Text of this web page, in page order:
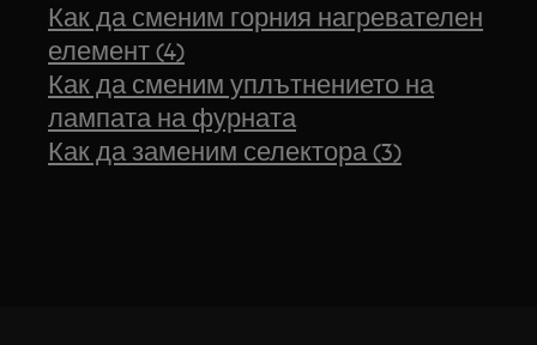
Как да сменим горния нагревателен
елемент (4)
Как да сменим уплътнението на
лампата на фурната
Как да заменим селектора (3)